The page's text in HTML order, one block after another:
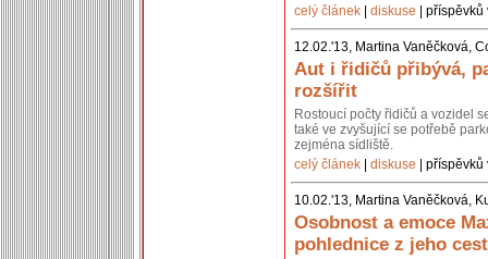
celý článek
diskuse |
12.02.'13, Martina Vaněčková,
Aut i řidičů přibývá,
rozšířit
Rostoucí počty řidičů a vozidel
také ve zvyšující se potřebě
zejména sídliště.
celý článek
diskuse |
10.02.'13, Martina Vaněčková,
Osobnost a emoce
pohlednice z jeho cest